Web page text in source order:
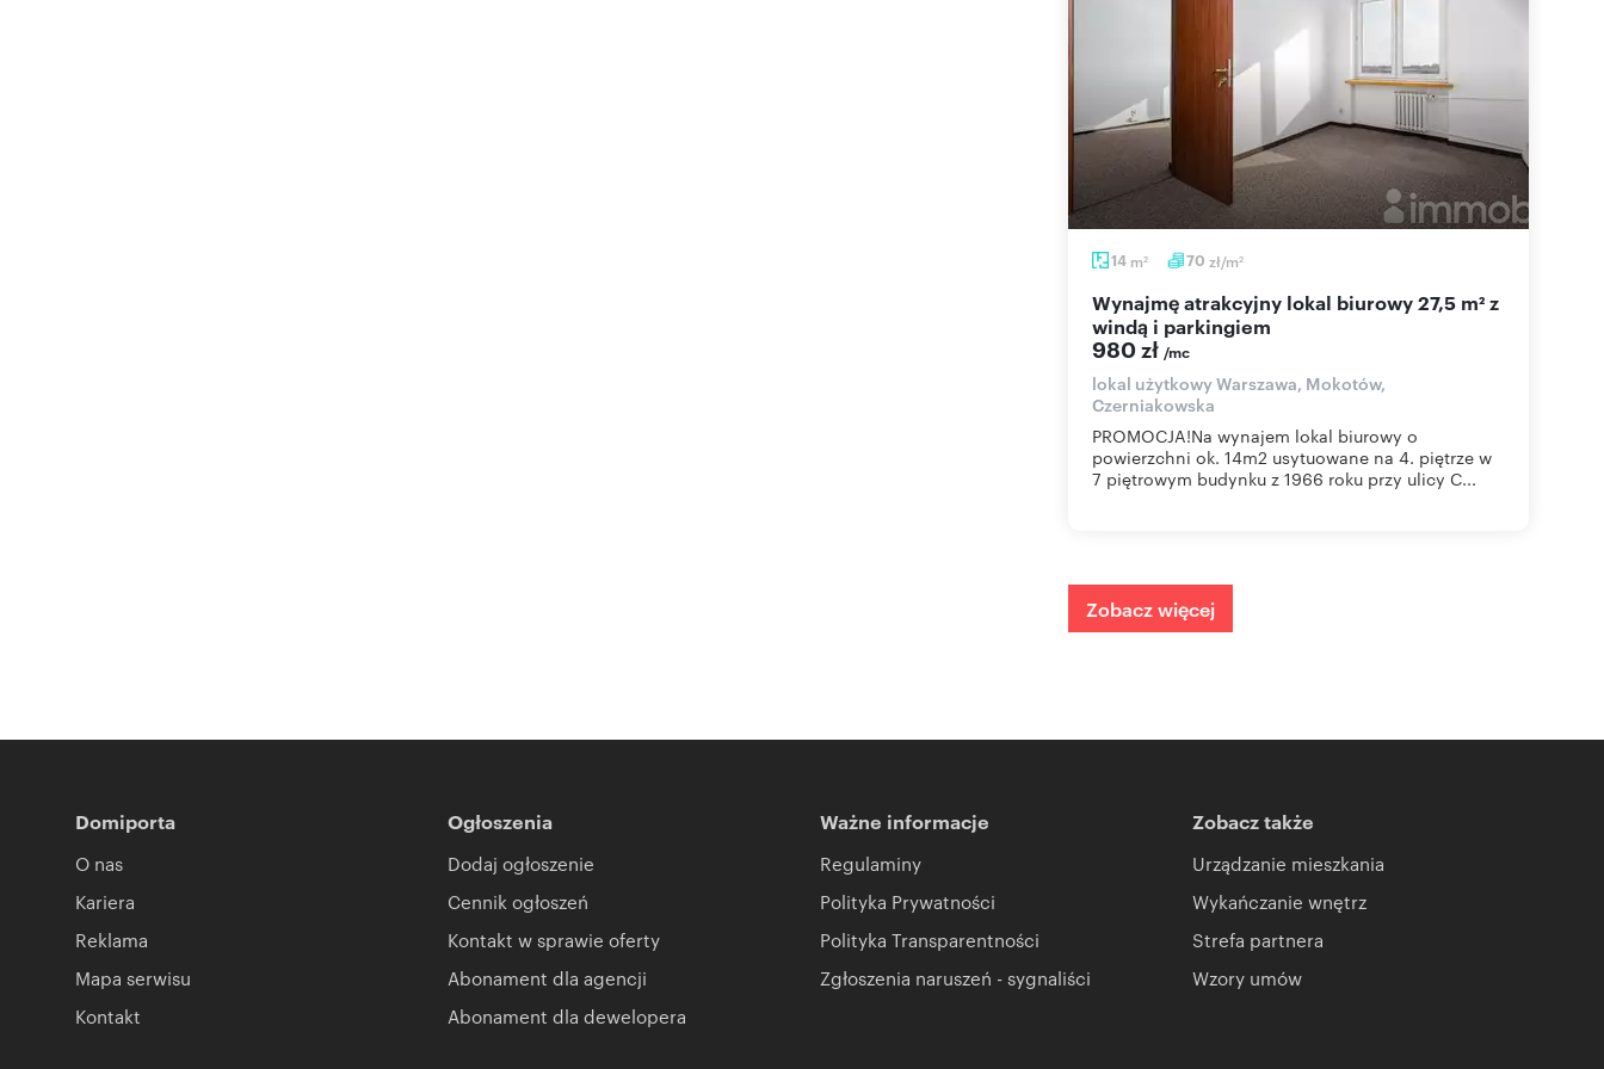
14 m2 70 zł/m2
Wynajmę atrakcyjny lokal biurowy 27,5 m² z
windą i parkingiem
980 zł /mc
lokal użytkowy Warszawa, Mokotów,
Czerniakowska
PROMOCJA!Na wynajem lokal biurowy o
powierzchni ok. 14m2 usytuowane na 4. piętrze w
7 piętrowym budynku z 1966 roku przy ulicy C...
Zobacz więcej
Domiporta
O nas
Kariera
Reklama
Mapa serwisu
Kontakt
Ogłoszenia
Dodaj ogłoszenie
Cennik ogłoszeń
Kontakt w sprawie oferty
Abonament dla agencji
Abonament dla dewelopera
Ważne informacje
Regulaminy
Polityka Prywatności
Polityka Transparentności
Zgłoszenia naruszeń - sygnaliści
Zobacz także
Urządzanie mieszkania
Wykańczanie wnętrz
Strefa partnera
Wzory umów